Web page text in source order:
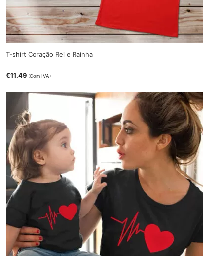
T-shirt Coração Rei e Rainha
€11.49 (Com IVA)